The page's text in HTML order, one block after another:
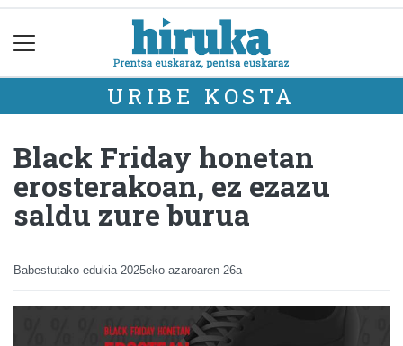
URIBE KOSTA
Black Friday honetan
erosterakoan, ez ezazu
saldu zure burua
Babestutako edukia 2025eko azaroaren 26a